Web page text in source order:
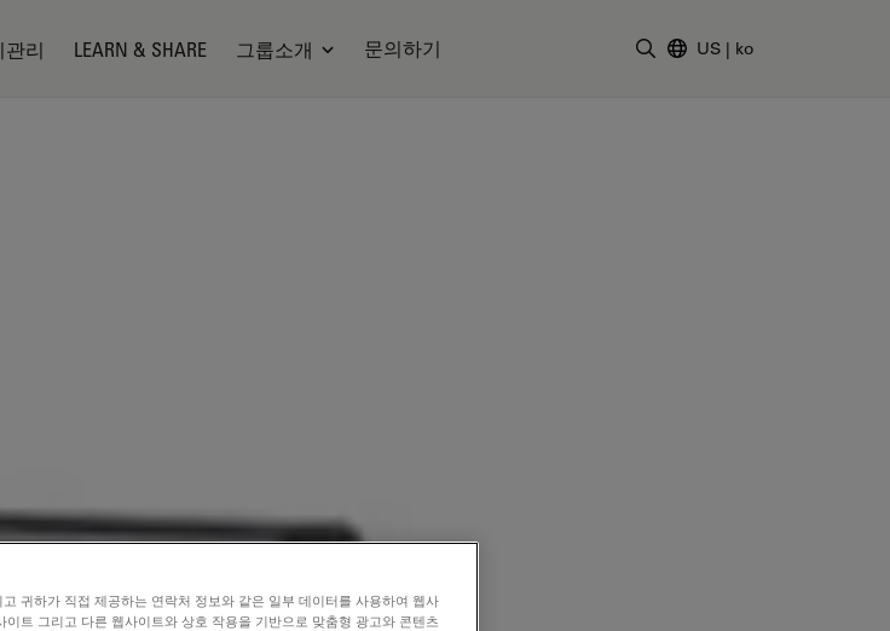
관리 LEARN & SHARE 그룹소개 문의하기 US | ko
귀하가 직접 제공하는 연락처 정보와 같은 일부 데이터를 사용하여 웹사
트 그리고 다른 웹사이트와 상호 작용을 기반으로 맞춤형 광고와 콘텐츠